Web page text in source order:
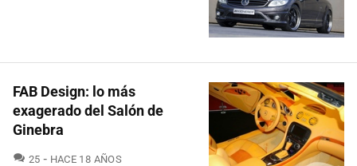
FAB Design: lo más
exagerado del Salón de
Ginebra
25 COMENTARIOS
HACE 18 AÑOS